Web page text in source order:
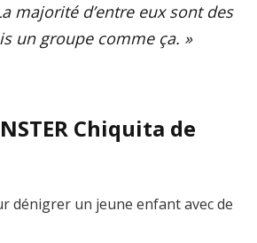
majorité d’entre eux sont des
un groupe comme ça. »
Chiquita de
dénigrer un jeune enfant avec de